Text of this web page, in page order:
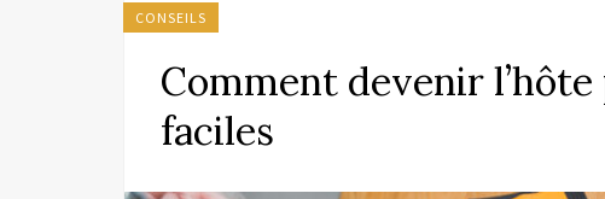
CONSEILS
Comment devenir
faciles